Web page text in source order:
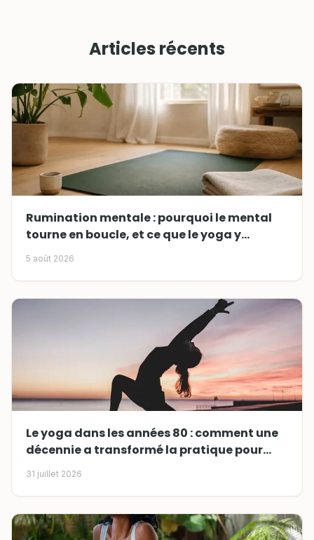
Articles récents
Rumination mentale : pourquoi le mental
tourne en boucle, et ce que le yoga y
change
5 août 2026
Le yoga dans les années 80 : comment une
décennie a transformé la pratique pour
toujours
31 juillet 2026